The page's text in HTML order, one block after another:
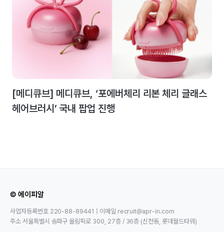
[메디큐브] 메디큐브, ‘포에버체리 리본 체리 글래스
헤어브러시’ 국내 팝업 진행
© 에이피알
사업자등록번호 220-88-89441 | 이메일 recruit@apr-in.com
주소 서울특별시 송파구 올림픽로 300, 27층 / 36층 (신천동, 롯데월드타워)